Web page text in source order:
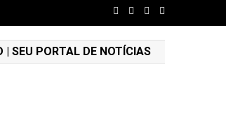
| SEU PORTAL DE NOTÍCIAS